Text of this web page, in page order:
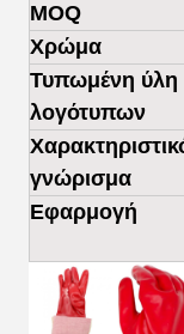
MOQ
Χρώμα
Τυπωμένη ύλη
λογότυπων
γνώρισμα
Εφαρμογή